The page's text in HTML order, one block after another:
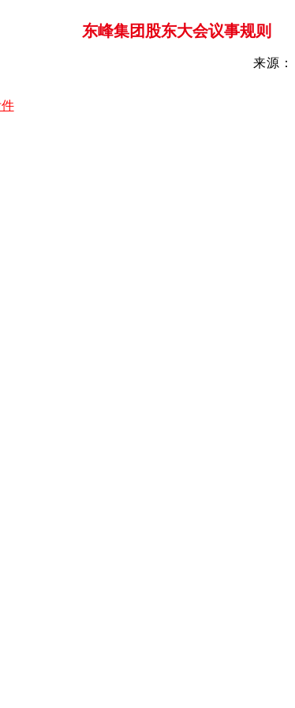
东峰集团股东大会议事规则
来源：